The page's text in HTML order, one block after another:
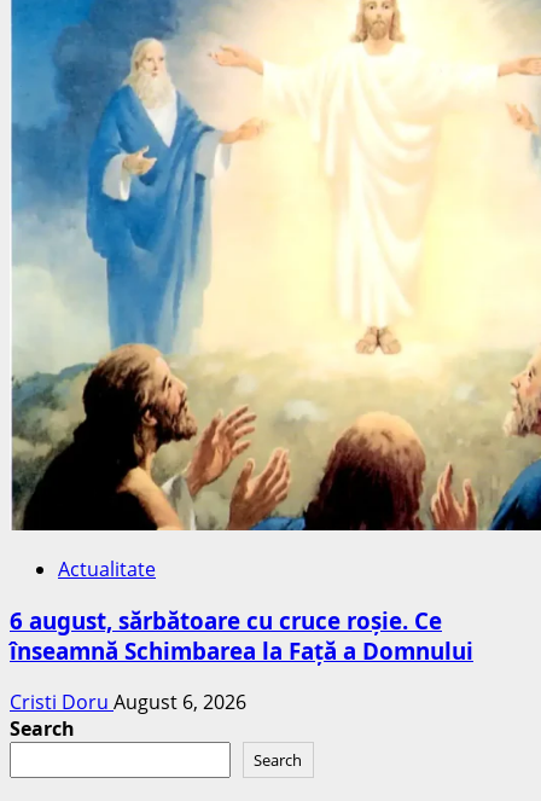
Actualitate
6 august, sărbătoare cu cruce roșie. Ce
înseamnă Schimbarea la Față a Domnului
Cristi Doru August 6, 2026
Search
Search